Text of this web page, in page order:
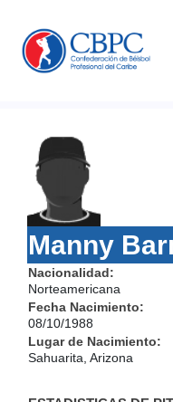
Manny
Nacionalidad:
Norteamericana
Fecha Nacimiento:
08/10/1988
Lugar de Nacimiento:
Sahuarita, Arizona